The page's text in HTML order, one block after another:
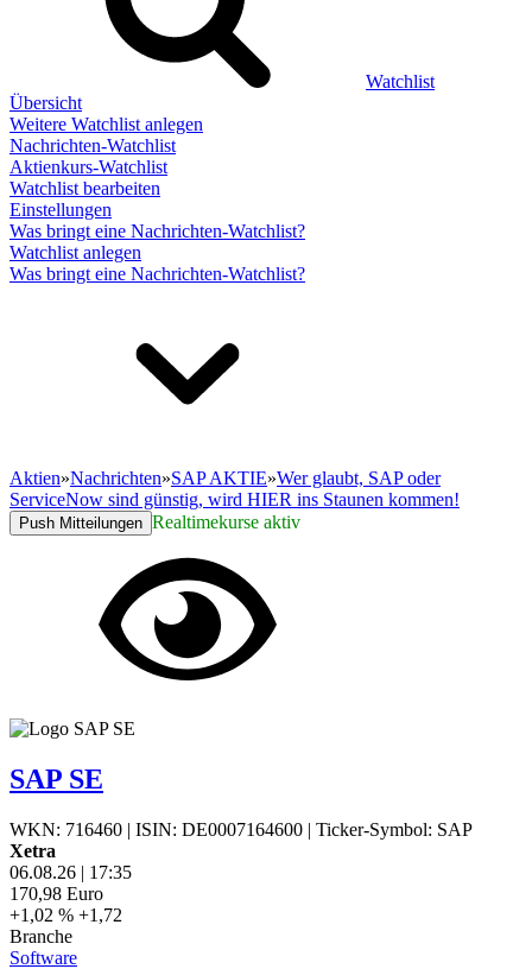
Watchlist
Übersicht
Weitere Watchlist anlegen
Nachrichten-Watchlist
Aktienkurs-Watchlist
Watchlist bearbeiten
Einstellungen
Was bringt eine Nachrichten-Watchlist?
Watchlist anlegen
Was bringt eine Nachrichten-Watchlist?
Aktien»Nachrichten»SAP AKTIE»Wer glaubt, SAP oder
ServiceNow sind günstig, wird HIER ins Staunen kommen!
Push Mitteilungen Realtimekurse aktiv
SAP SE
WKN: 716460 | ISIN: DE0007164600 | Ticker-Symbol: SAP
Xetra
06.08.26 | 17:35
170,98 Euro
+1,02 % +1,72
Branche
Software